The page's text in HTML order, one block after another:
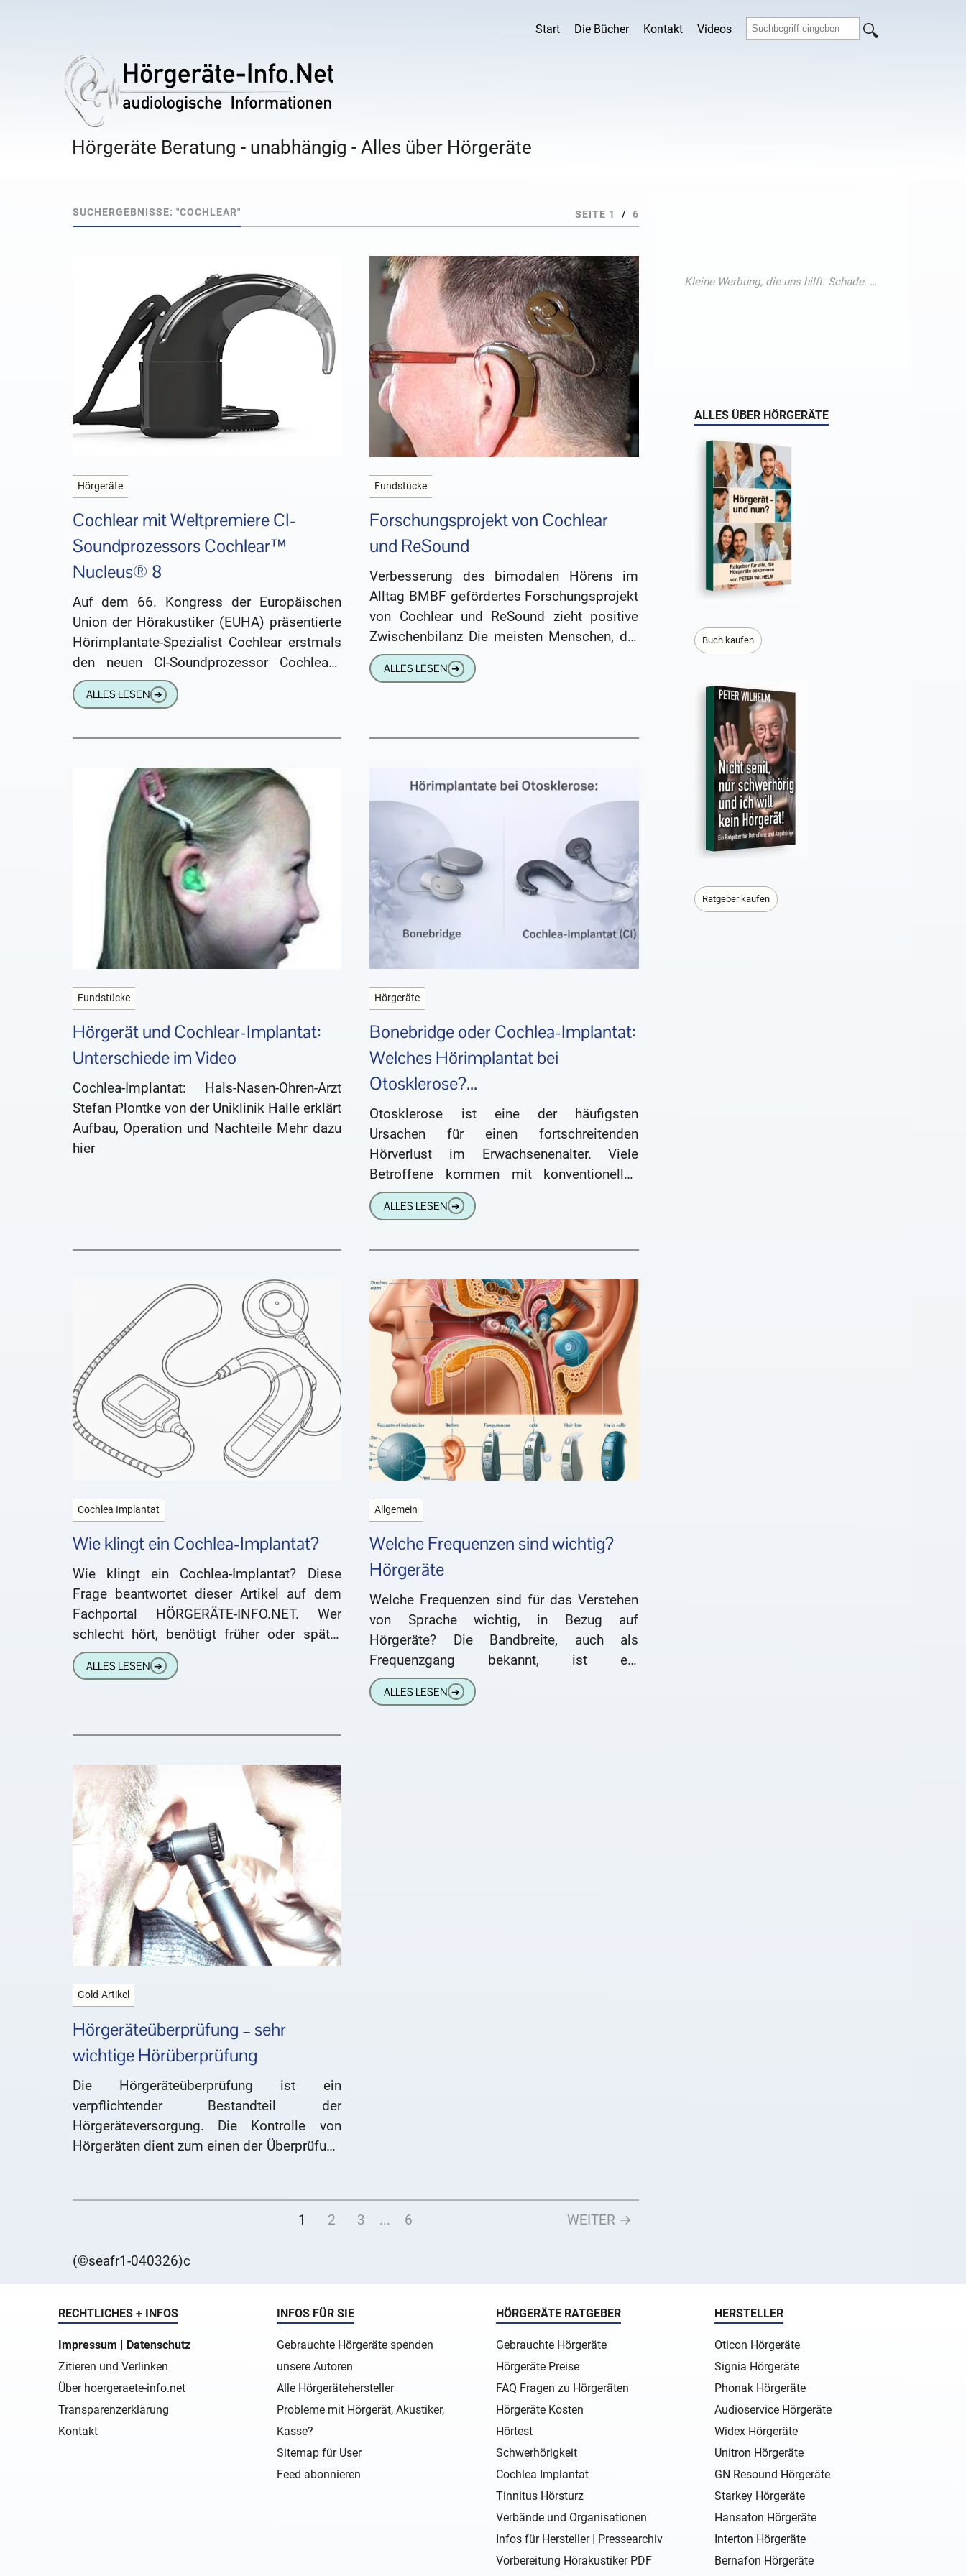
Start Die Bücher Kontakt Videos
Hörgeräte Beratung - unabhängig - Alles über Hörgeräte
SUCHERGEBNISSE: "COCHLEAR" SEITE 1 / 6
Hörgeräte
Cochlear mit Weltpremiere CI-
Soundprozessors Cochlear™
Nucleus® 8
Auf dem 66. Kongress der Europäischen
Union der Hörakustiker (EUHA) präsentierte
Hörimplantate-Spezialist Cochlear erstmals
den neuen CI-Soundprozessor Cochlear™
Nucleus® 8. Die innovative Hörlösung kann
auf jede Hörumgebung präziser eingestellt
ALLES LESEN ➔
Fundstücke
Forschungsprojekt von Cochlear
und ReSound
Verbesserung des bimodalen Hörens im
Alltag BMBF gefördertes Forschungsprojekt
von Cochlear und ReSound zieht positive
Zwischenbilanz Die meisten Menschen, die
mit einem Cochlea-Implantat (CI) hören,
tragen auf dem anderen Ohr
ALLES LESEN ➔
Fundstücke
Hörgerät und Cochlear-Implantat:
Unterschiede im Video
Cochlea-Implantat: Hals-Nasen-Ohren-Arzt
Stefan Plontke von der Uniklinik Halle erklärt
Aufbau, Operation und Nachteile Mehr dazu
hier
Hörgeräte
Bonebridge oder Cochlea-Implantat:
Welches Hörimplantat bei
Otosklerose?...
Otosklerose ist eine der häufigsten
Ursachen für einen fortschreitenden
Hörverlust im Erwachsenenalter. Viele
Betroffene kommen mit konventionellen
Hörgeräten oder einer Operation am
Steigbügel gut zurecht. Doch was passiert,
ALLES LESEN ➔
Cochlea Implantat
Wie klingt ein Cochlea-Implantat?
Wie klingt ein Cochlea-Implantat? Diese
Frage beantwortet dieser Artikel auf dem
Fachportal HÖRGERÄTE-INFO.NET. Wer
schlecht hört, benötigt früher oder später
höchstwahrscheinlich ein Hörgerät.
Hörgeräte verstärken den Schall und formen
ALLES LESEN ➔
Allgemein
Welche Frequenzen sind wichtig?
Hörgeräte
Welche Frequenzen sind für das Verstehen
von Sprache wichtig, in Bezug auf
Hörgeräte? Die Bandbreite, auch als
Frequenzgang bekannt, ist ein
entscheidender Faktor in der akustischen
Übertragung. Egal, ob es
ALLES LESEN ➔
Gold-Artikel
Hörgeräteüberprüfung – sehr
wichtige Hörüberprüfung
Die Hörgeräteüberprüfung ist ein
verpflichtender Bestandteil der
Hörgeräteversorgung. Die Kontrolle von
Hörgeräten dient zum einen der Überprüfung
gewünscht verhalten. Außerdem dient die
Hörgeräteüberprüfung der Feststellung ob
verbessert hat.
1 2 3 ... 6 WEITER →
(©seafr1-040326)c
ALLES ÜBER HÖRGERÄTE
Buch kaufen
Ratgeber kaufen
RECHTLICHES + INFOS
Impressum | Datenschutz
Zitieren und Verlinken
Über hoergeraete-info.net
Transparenzerklärung
Kontakt
INFOS FÜR SIE
Gebrauchte Hörgeräte spenden
unsere Autoren
Alle Hörgerätehersteller
Probleme mit Hörgerät, Akustiker,
Kasse?
Sitemap für User
Feed abonnieren
HÖRGERÄTE RATGEBER
Gebrauchte Hörgeräte
Hörgeräte Preise
FAQ Fragen zu Hörgeräten
Hörgeräte Kosten
Hörtest
Schwerhörigkeit
Cochlea Implantat
Tinnitus Hörsturz
Verbände und Organisationen
Infos für Hersteller| Pressearchiv
Vorbereitung Hörakustiker PDF
HERSTELLER
Oticon Hörgeräte
Signia Hörgeräte
Phonak Hörgeräte
Audioservice Hörgeräte
Widex Hörgeräte
Unitron Hörgeräte
GN Resound Hörgeräte
Starkey Hörgeräte
Hansaton Hörgeräte
Interton Hörgeräte
Bernafon Hörgeräte